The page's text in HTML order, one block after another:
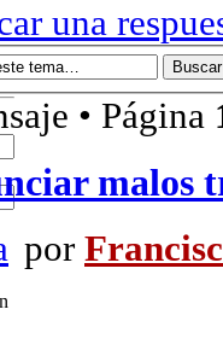
una
• Página
malos
por